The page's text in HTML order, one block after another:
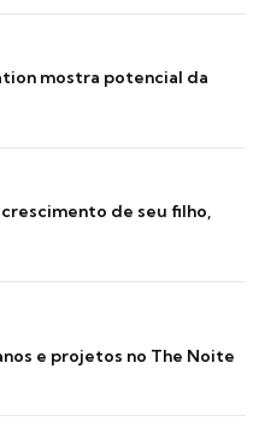
mostra potencial da
de seu filho,
e projetos no The Noite